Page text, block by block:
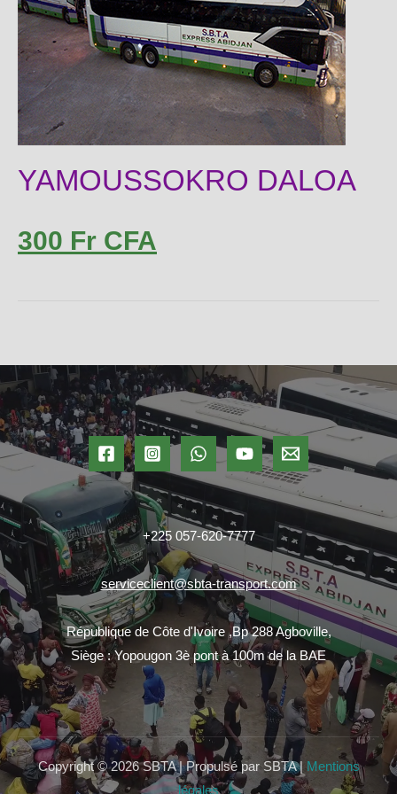
YAMOUSSOKRO DALOA
300 Fr CFA
+225 057-620-7777
serviceclient@sbta-transport.com
République de Côte d'Ivoire ,Bp 288 Agboville,
Siège : Yopougon 3è pont à 100m de la BAE
Copyright © 2026 SBTA | Propulsé par SBTA | Mentions
légales